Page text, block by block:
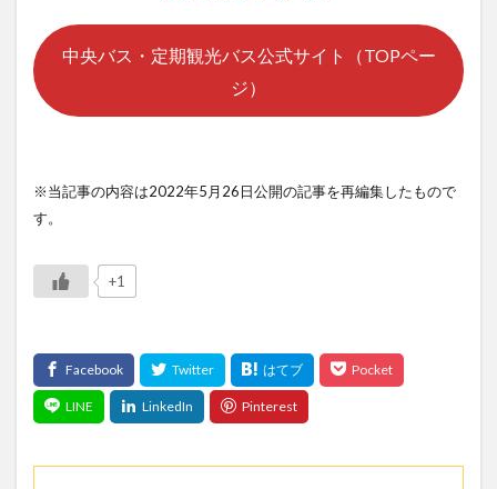
中央バス・定期観光バス公式サイト（TOPペー
ジ）
※当記事の内容は2022年5月26日公開の記事を再編集したもので
す。
+1